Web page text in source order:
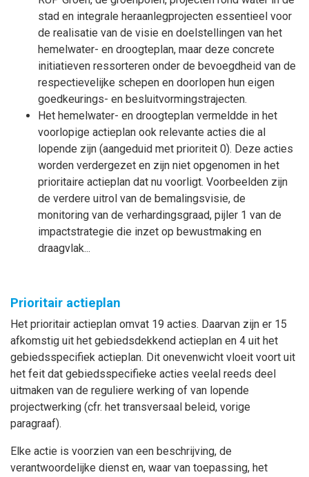
stad en integrale heraanlegprojecten essentieel voor
de realisatie van de visie en doelstellingen van het
hemelwater- en droogteplan, maar deze concrete
initiatieven ressorteren onder de bevoegdheid van de
respectievelijke schepen en doorlopen hun eigen
goedkeurings- en besluitvormingstrajecten.
Het hemelwater- en droogteplan vermeldde in het
voorlopige actieplan ook relevante acties die al
lopende zijn (aangeduid met prioriteit 0). Deze acties
worden verdergezet en zijn niet opgenomen in het
prioritaire actieplan dat nu voorligt. Voorbeelden zijn
de verdere uitrol van de bemalingsvisie, de
monitoring van de verhardingsgraad, pijler 1 van de
impactstrategie die inzet op bewustmaking en
draagvlak...
Prioritair actieplan
Het prioritair actieplan omvat 19 acties. Daarvan zijn er 15
afkomstig uit het gebiedsdekkend actieplan en 4 uit het
gebiedsspecifiek actieplan. Dit onevenwicht vloeit voort uit
het feit dat gebiedsspecifieke acties veelal reeds deel
uitmaken van de reguliere werking of van lopende
projectwerking (cfr. het transversaal beleid, vorige
paragraaf).
Elke actie is voorzien van een beschrijving, de
verantwoordelijke dienst en, waar van toepassing, het